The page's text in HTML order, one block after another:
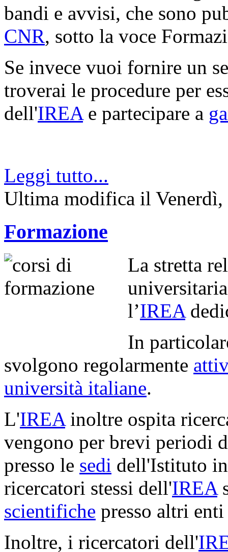
bandi e avvisi, che sono
CNR, sotto la voce
Se invece vuoi fornire un
troverai le procedure per
dell'IREAe partecipare a
Leggi tutto...
Ultima modifica il Venerdì,
Formazione
La stretta
l’IREA
In
svolgono regolarmente
università italiane.
L'IREAinoltre ospita
vengono per brevi periodi
presso le sedi dell'Istituto
ricercatori stessi dell'IREA
scientifiche presso altri
Inoltre, i ricercatori dell'